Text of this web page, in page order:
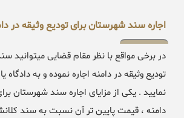
اجاره سند شهرستان برای تودیع وثیقه در
در برخی مواقع با نظر مقام قضایی میتوانید
تودیع وثیقه در دامنه اجاره نموده و به دادگاه
نمایید . یکی از مزایای اجاره سند شهرستان
دامنه ، قیمت پایین تر آن نسبت به سند